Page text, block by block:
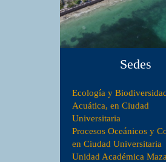
Sedes
Ecología y
Acuática, en Ciudad
Universitaria
Procesos Oceánicos y
en Ciudad Universitaria
Unidad Académica